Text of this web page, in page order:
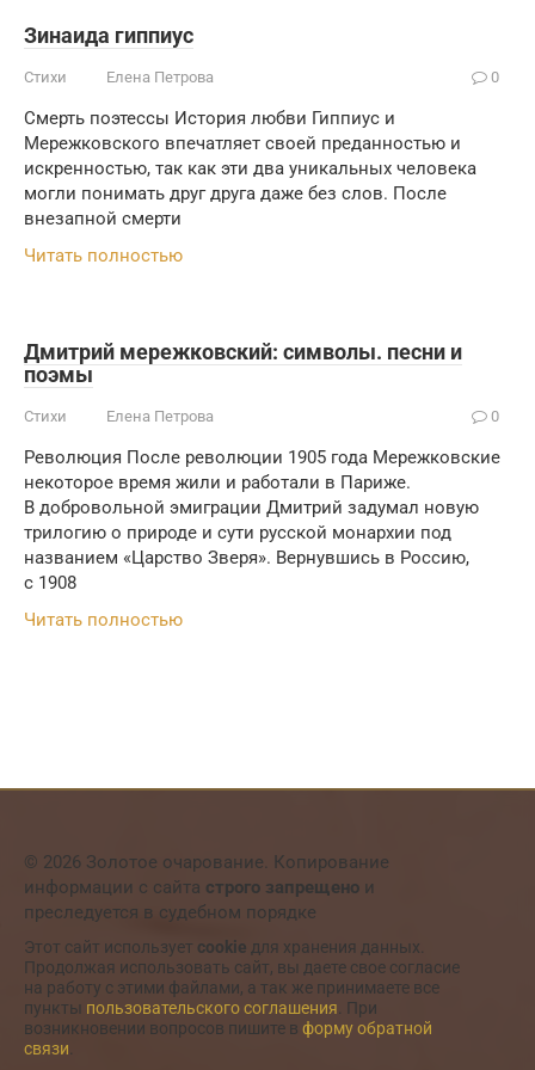
Зинаида гиппиус
Стихи Елена Петрова 0
Смерть поэтессы История любви Гиппиус и
Мережковского впечатляет своей преданностью и
искренностью, так как эти два уникальных человека
могли понимать друг друга даже без слов. После
внезапной смерти
Читать полностью
Дмитрий мережковский: символы. песни и
поэмы
Стихи Елена Петрова 0
Революция После революции 1905 года Мережковские
некоторое время жили и работали в Париже.
В добровольной эмиграции Дмитрий задумал новую
трилогию о природе и сути русской монархии под
названием «Царство Зверя». Вернувшись в Россию,
с 1908
Читать полностью
© 2026 Золотое очарование. Копирование
информации с сайта строго запрещено и
преследуется в судебном порядке
Этот сайт использует cookie для хранения данных.
Продолжая использовать сайт, вы даете свое согласие
на работу с этими файлами, а так же принимаете все
пункты пользовательского соглашения . При
возникновении вопросов пишите в форму обратной
связи